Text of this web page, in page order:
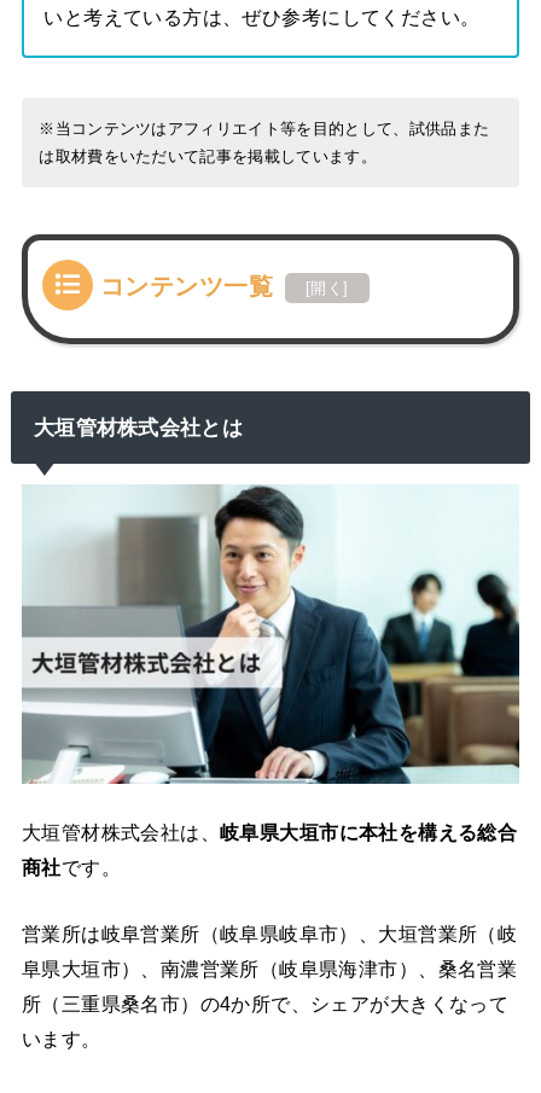
いと考えている方は、ぜひ参考にしてください。
※当コンテンツはアフィリエイト等を目的として、試供品また
は取材費をいただいて記事を掲載しています。
コンテンツ一覧 [開く ]
大垣管材株式会社とは
大垣管材株式会社は、岐阜県大垣市に本社を構える総合
商社です。
営業所は岐阜営業所（岐阜県岐阜市）、大垣営業所（岐
阜県大垣市）、南濃営業所（岐阜県海津市）、桑名営業
所（三重県桑名市）の4か所で、シェアが大きくなって
います。